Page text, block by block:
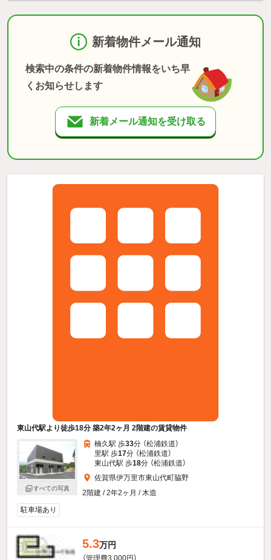
新着物件メール通知
検索中の条件の新着物件情報をいち早
くお知らせします
新着メール通知を受け取る
東山代駅より徒歩18分 築2年2ヶ月 2階建の賃貸物件
すべての写真
楠久駅 歩33分 （松浦鉄道）
里駅 歩17分 （松浦鉄道）
東山代駅 歩18分 （松浦鉄道）
佐賀県伊万里市東山代町脇野
2階建 / 2年2ヶ月 / 木造
駐車場あり
5.3万円